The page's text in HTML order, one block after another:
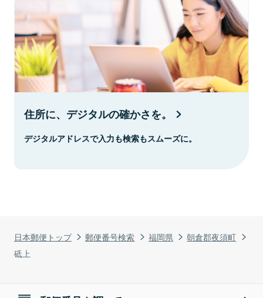
日本郵便トップ 郵便番号検索 福岡県
朝倉郡夜須町
砥上
住所に、デジタルの確かさを。
デジタルアドレスで入力も検索もスムーズに。